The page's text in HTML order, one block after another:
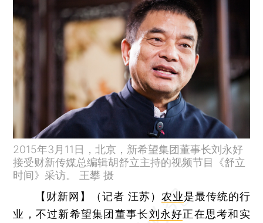
2015年3月11日，北京，新希望集团董事长刘永好
接受财新传媒总编辑胡舒立主持的视频节目《舒立
时间》采访。 王攀 摄
【财新网】（记者 汪苏） 农业是最传统的行
业，不过新希望集团董事长刘永好正在思考和实